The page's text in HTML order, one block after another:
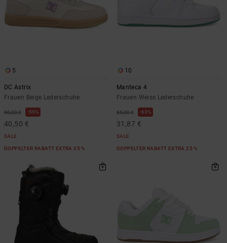
5
DC Astrix
Frauen Beige Lederschuhe
90,00 € 55%
40,50 €
SALE
DOPPELTER RABATT EXTRA 25 %
10
Manteca 4
Frauen Weiss Lederschuhe
85,00 € 63%
31,87 €
SALE
DOPPELTER RABATT EXTRA 25 %